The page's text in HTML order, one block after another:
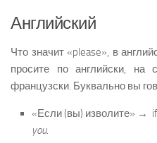
Английский
Что значит «please», в
просите по английски,
французски. Буквально вы
«Если (вы) изволите» → if
you.